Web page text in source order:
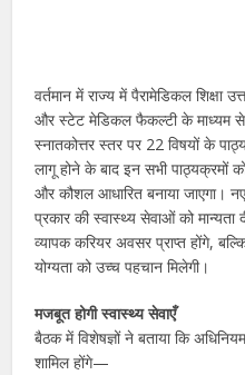
वर्तमान में राज्य में पैरामेडिकल शिक्षा
और स्टेट मेडिकल फैकल्टी के माध्यम
स्नातकोत्तर स्तर पर 22 विषयों के
लागू होने के बाद इन सभी पाठ्यक्रमों
और कौशल आधारित बनाया जाएगा।
प्रकार की स्वास्थ्य सेवाओं को मान्यता
व्यापक करियर अवसर प्राप्त होंगे,
योग्यता को उच्च पहचान मिलेगी।
मजबूत होगी स्वास्थ्य सेवाएँ
बैठक में विशेषज्ञों ने बताया कि
शामिल होंगे—